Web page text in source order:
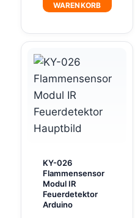
WARENKORB
KY-026
Flammensensor
Modul IR
Feuerdetektor
Arduino